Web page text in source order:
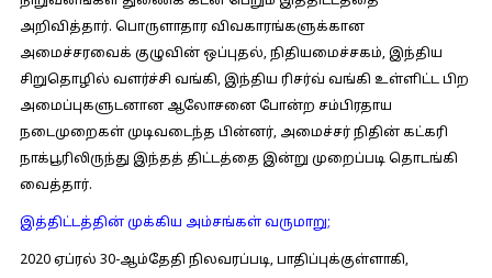
அறிவித்தார். பொருளாதார விவகாரங்களுக்கான
அமைச்சரவைக் குழுவின் ஒப்புதல், நிதியமைச்சகம், இந்திய
சிறுதொழில் வளர்ச்சி வங்கி, இந்திய ரிசர்வ் வங்கி உள்ளிட்ட பிற
அமைப்புகளுடனான ஆலோசனை போன்ற சம்பிரதாய
நடைமுறைகள் முடிவடைந்த பின்னர், அமைச்சர் நிதின் கட்கரி
நாக்பூரிலிருந்து இந்தத் திட்டத்தை இன்று முறைப்படி தொடங்கி
வைத்தார்.
இத்திட்டத்தின் முக்கிய அம்சங்கள் வருமாறு;
2020 ஏப்ரல் 30-ஆம்தேதி நிலவரப்படி, பாதிப்புக்குள்ளாகி,